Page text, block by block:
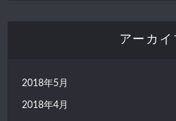
アーカイ
2018年5月
2018年4月